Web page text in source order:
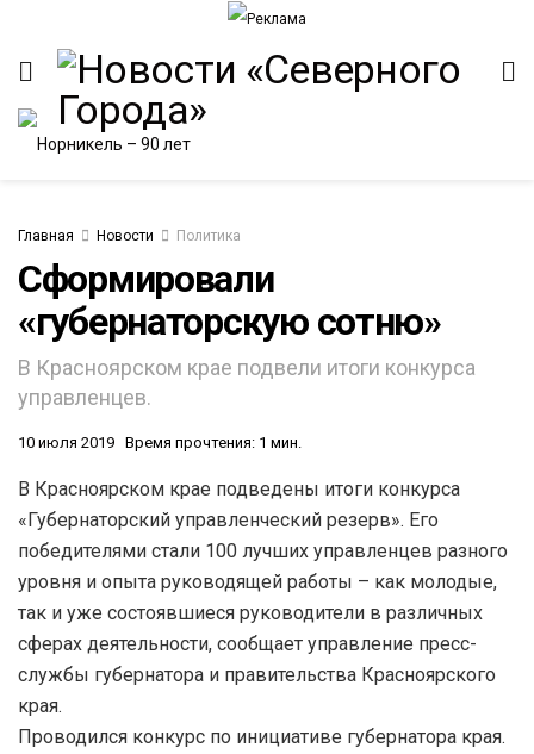
Главная Новости Политика
Сформировали
«губернаторскую сотню»
В Красноярском крае подвели итоги конкурса
управленцев.
10 июля 2019 Время прочтения: 1 мин.
В Красноярском крае подведены итоги конкурса
«Губернаторский управленческий резерв». Его
победителями стали 100 лучших управленцев разного
уровня и опыта руководящей работы – как молодые,
так и уже состоявшиеся руководители в различных
сферах деятельности, сообщает управление пресс-
службы губернатора и правительства Красноярского
края.
Проводился конкурс по инициативе губернатора края.